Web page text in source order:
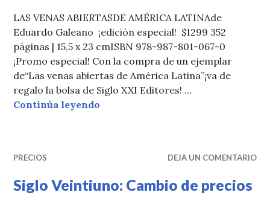
LAS VENAS ABIERTASDE AMÉRICA LATINAde
Eduardo Galeano ¡edición especial! $1299 352
páginas | 15,5 x 23 cmISBN 978-987-801-067-0
¡Promo especial! Con la compra de un ejemplar
de“Las venas abiertas de América Latina”¡va de
regalo la bolsa de Siglo XXI Editores! …
Continúa leyendo
PRECIOS DEJA UN COMENTARIO
Siglo Veintiuno: Cambio de precios